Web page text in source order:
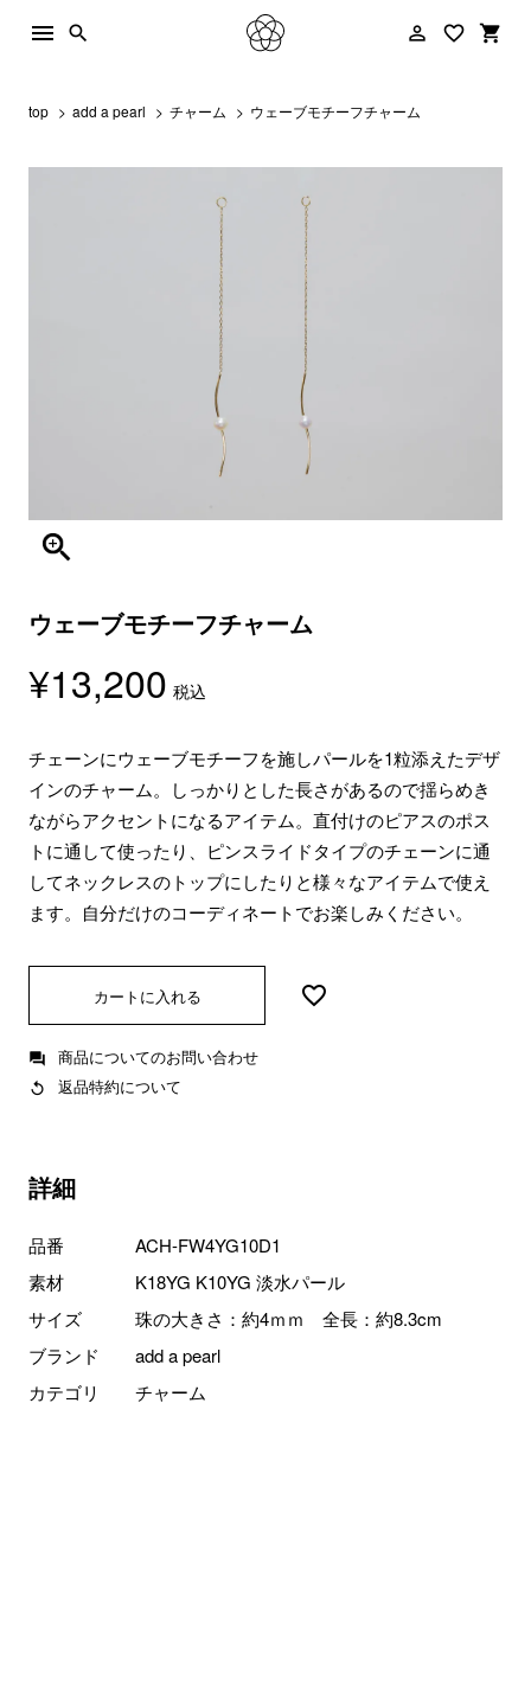
menu person_outline favorite_border shopping_cart
search
top add a pearl チャーム ウェーブモチーフチャーム
ウェーブモチーフチャーム
¥13,200 税込
チェーンにウェーブモチーフを施しパールを1粒添えたデザ
インのチャーム。しっかりとした長さがあるので揺らめき
ながらアクセントになるアイテム。直付けのピアスのポス
トに通して使ったり、ピンスライドタイプのチェーンに通
してネックレスのトップにしたりと様々なアイテムで使え
ます。自分だけのコーディネートでお楽しみください。
カートに入れる
商品についてのお問い合わせ
返品特約について
詳細
品番
ACH-FW4YG10D1
素材
K18YG K10YG 淡水パール
サイズ
珠の大きさ：約4ｍｍ 全長：約8.3cm
ブランド
add a pearl
カテゴリ
チャーム